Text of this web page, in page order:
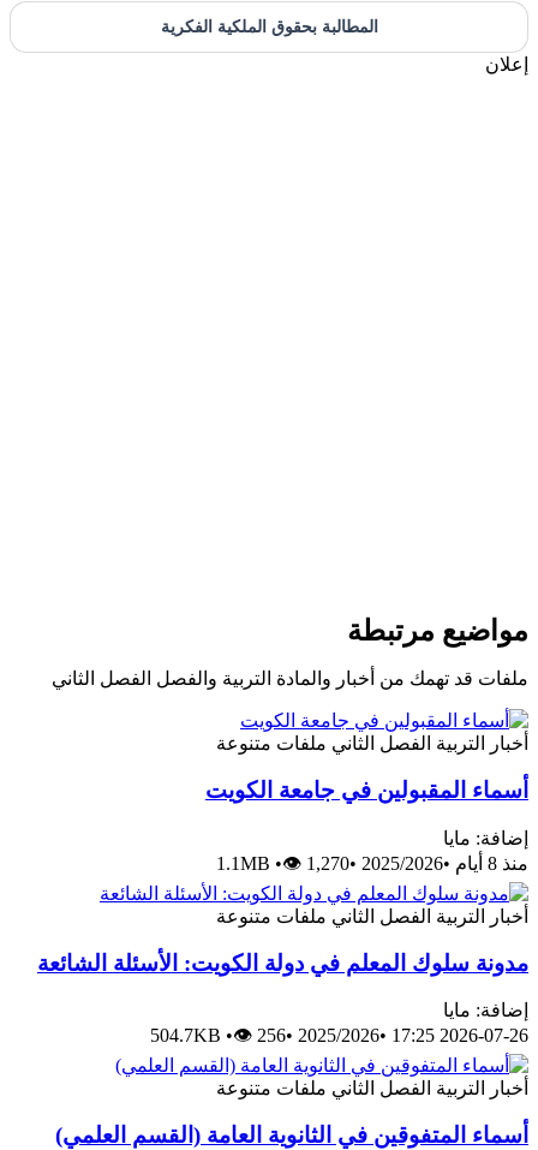
المطالبة بحقوق الملكية الفكرية
إعلان
مواضيع مرتبطة
ملفات قد تهمك من أخبار والمادة التربية والفصل الفصل الثاني
أخبار التربية الفصل الثاني ملفات متنوعة
أسماء المقبولين في جامعة الكويت
إضافة: مايا
منذ 8 أيام
•
2025/2026
•
1.1MB •👁 1,270
أخبار التربية الفصل الثاني ملفات متنوعة
مدونة سلوك المعلم في دولة الكويت: الأسئلة الشائعة
إضافة: مايا
2026-07-26 17:25
•
2025/2026
•
504.7KB •👁 256
أخبار التربية الفصل الثاني ملفات متنوعة
أسماء المتفوقين في الثانوية العامة (القسم العلمي)